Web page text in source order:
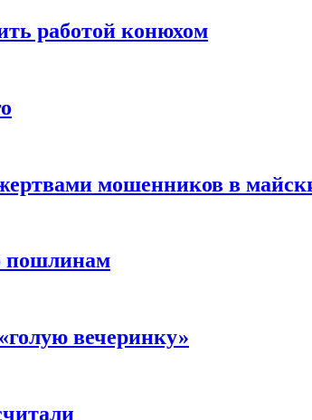
работой конюхом
мошенников в
пошлинам
вечеринку»